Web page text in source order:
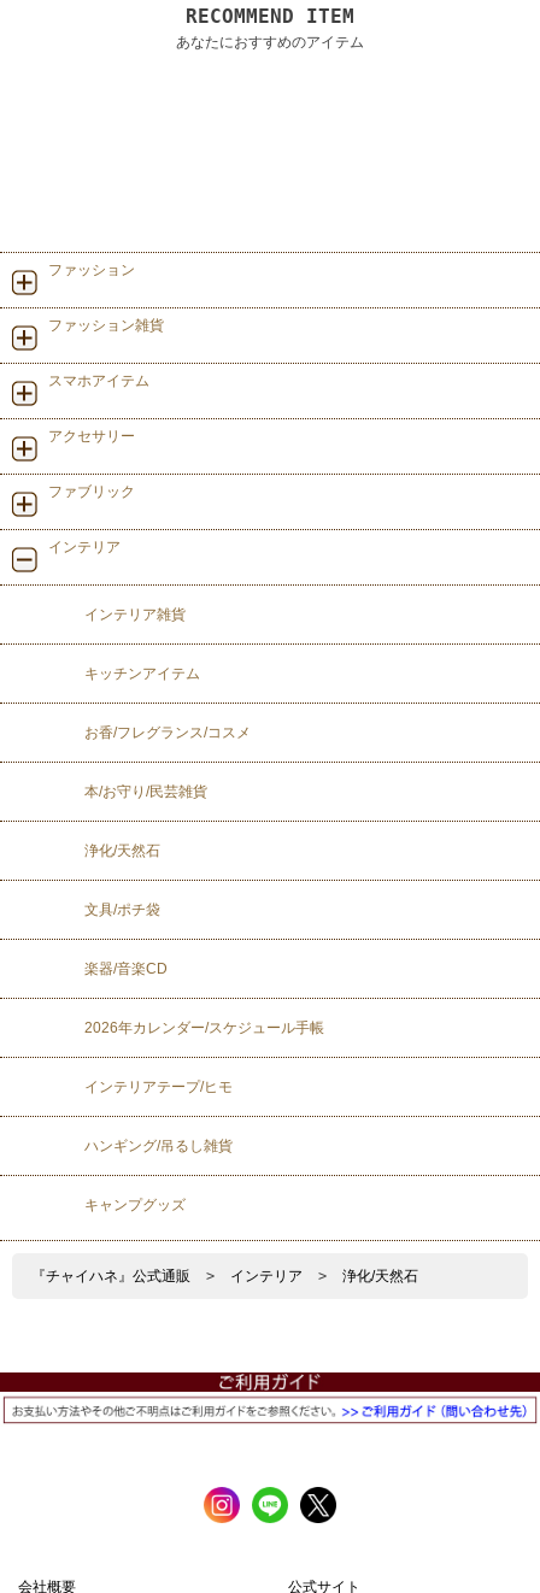
RECOMMEND ITEM
あなたにおすすめのアイテム
ファッション
ファッション雑貨
スマホアイテム
アクセサリー
ファブリック
インテリア
インテリア雑貨
キッチンアイテム
お香/フレグランス/コスメ
本/お守り/民芸雑貨
浄化/天然石
文具/ポチ袋
楽器/音楽CD
2026年カレンダー/スケジュール手帳
インテリアテープ/ヒモ
ハンギング/吊るし雑貨
キャンプグッズ
『チャイハネ』公式通販 > インテリア > 浄化/天然石
会社概要 公式サイト